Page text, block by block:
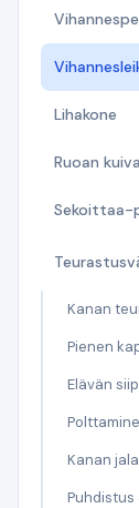
Lihakone
Ruoan
Sekoittaa-
Kanan
Pienen
Elävän
Kanan